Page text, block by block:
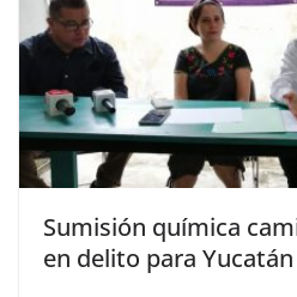
Sumisión química
en delito para Yucatán